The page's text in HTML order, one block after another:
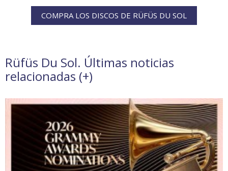
COMPRA LOS DISCOS DE RÜFÜS DU SOL
Rüfüs Du Sol. Últimas noticias
relacionadas (+)